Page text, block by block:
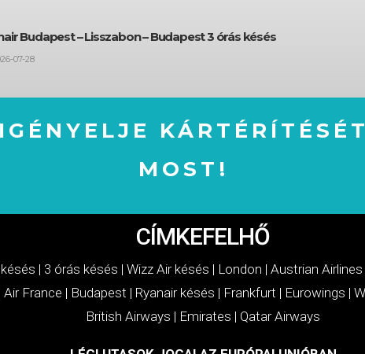
Budapest – Lisszabon – Budapest 3 órás késés
07-28
IGÉNYELJE KÁRTÉRÍTÉSÉT
MOST!
CÍMKEFELHŐ
| 3 órás késés | Wizz Air késés | London | Austrian Airlines
Air France | Budapest | Ryanair késés | Frankfurt | Eurowings |
British Airways | Emirates | Qatar Airways